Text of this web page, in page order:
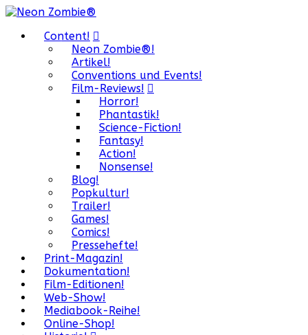
Content!
Neon Zombie®!
Artikel!
Conventions und Events!
Film-Reviews!
Horror!
Phantastik!
Science-Fiction!
Fantasy!
Action!
Nonsense!
Blog!
Popkultur!
Trailer!
Games!
Comics!
Pressehefte!
Print-Magazin!
Dokumentation!
Film-Editionen!
Web-Show!
Mediabook-Reihe!
Online-Shop!